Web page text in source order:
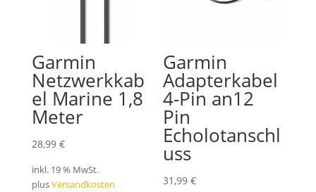
Garmin
Netzwerkkab
el Marine 1,8
Meter
28,99 €
inkl. 19 % MwSt.
plusVersandkosten
Garmin
Adapterkabel
4-Pin an12
Pin
Echolotanschl
uss
31,99€